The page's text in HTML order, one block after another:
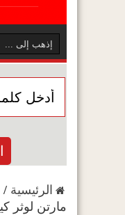
الرئيسية /
مارتن لوثر